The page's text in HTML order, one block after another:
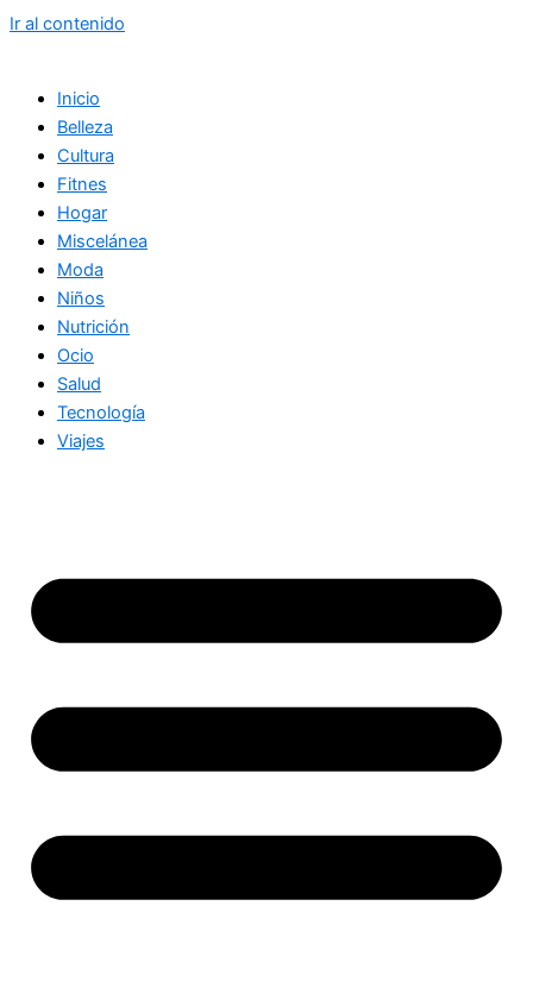
Ir al contenido
Inicio
Belleza
Cultura
Fitnes
Hogar
Miscelánea
Moda
Niños
Nutrición
Ocio
Salud
Tecnología
Viajes